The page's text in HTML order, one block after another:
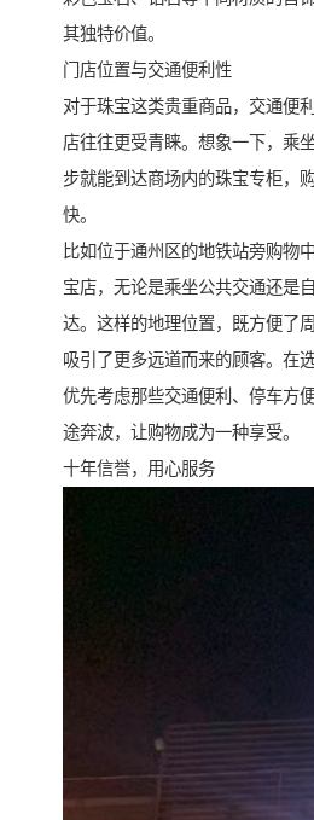
其独特价值。
门店位置与交通便利性
对于珠宝这类贵重商品，交通便
店往往更受青睐。想象一下，乘
步就能到达商场内的珠宝专柜，
快。
比如位于通州区的地铁站旁购物
宝店，无论是乘坐公共交通还是
达。这样的地理位置，既方便了
吸引了更多远道而来的顾客。在
优先考虑那些交通便利、停车方
途奔波，让购物成为一种享受。
十年信誉，用心服务